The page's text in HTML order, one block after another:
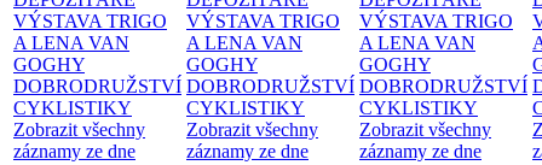
VÝSTAVA TRIGO
A LENA VAN
GOGHY
DOBRODRUŽSTVÍ
CYKLISTIKY
Zobrazit všechny
záznamy ze dne
VÝSTAVA TRIGO
A LENA VAN
GOGHY
DOBRODRUŽSTVÍ
CYKLISTIKY
Zobrazit všechny
záznamy ze dne
VÝSTAVA TRIGO
A LENA VAN
GOGHY
DOBRODRUŽSTVÍ
CYKLISTIKY
Zobrazit všechny
záznamy ze dne